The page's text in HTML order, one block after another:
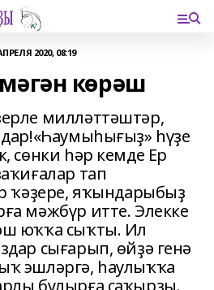
2020, 08:19
көрәш
милләттәштәр,
һүҙе
сөнки һәр кемде Ер
тап
ҡәҙере, яҡындарыбыҙ
мәжбүр итте. Элекке
юҡҡа сыҡты. Ил
сығарып, өйҙә генә
эшләргә, һаулыҡҡа
булырға саҡырҙы.